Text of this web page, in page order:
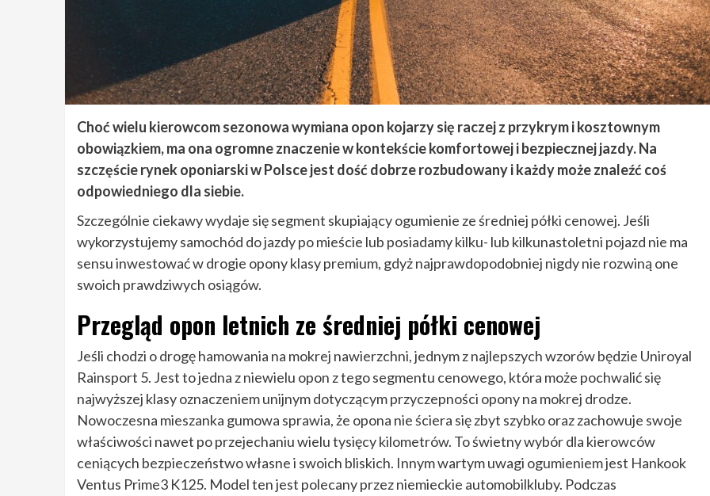
Choć wielu kierowcom sezonowa wymiana opon kojarzy się raczej z przykrym i kosztownym
obowiązkiem, ma ona ogromne znaczenie w kontekście komfortowej i bezpiecznej jazdy. Na
szczęście rynek oponiarski w Polsce jest dość dobrze rozbudowany i każdy może znaleźć coś
odpowiedniego dla siebie.
Szczególnie ciekawy wydaje się segment skupiający ogumienie ze średniej półki cenowej. Jeśli
wykorzystujemy samochód do jazdy po mieście lub posiadamy kilku- lub kilkunastoletni pojazd nie ma
sensu inwestować w drogie opony klasy premium, gdyż najprawdopodobniej nigdy nie rozwiną one
swoich prawdziwych osiągów.
Przegląd opon letnich ze średniej półki cenowej
Jeśli chodzi o drogę hamowania na mokrej nawierzchni, jednym z najlepszych wzorów będzie Uniroyal
Rainsport 5. Jest to jedna z niewielu opon z tego segmentu cenowego, która może pochwalić się
najwyższej klasy oznaczeniem unijnym dotyczącym przyczepności opony na mokrej drodze.
Nowoczesna mieszanka gumowa sprawia, że opona nie ściera się zbyt szybko oraz zachowuje swoje
właściwości nawet po przejechaniu wielu tysięcy kilometrów. To świetny wybór dla kierowców
ceniących bezpieczeństwo własne i swoich bliskich. Innym wartym uwagi ogumieniem jest Hankook
Ventus Prime3 K125. Model ten jest polecany przez niemieckie automobilkluby. Podczas